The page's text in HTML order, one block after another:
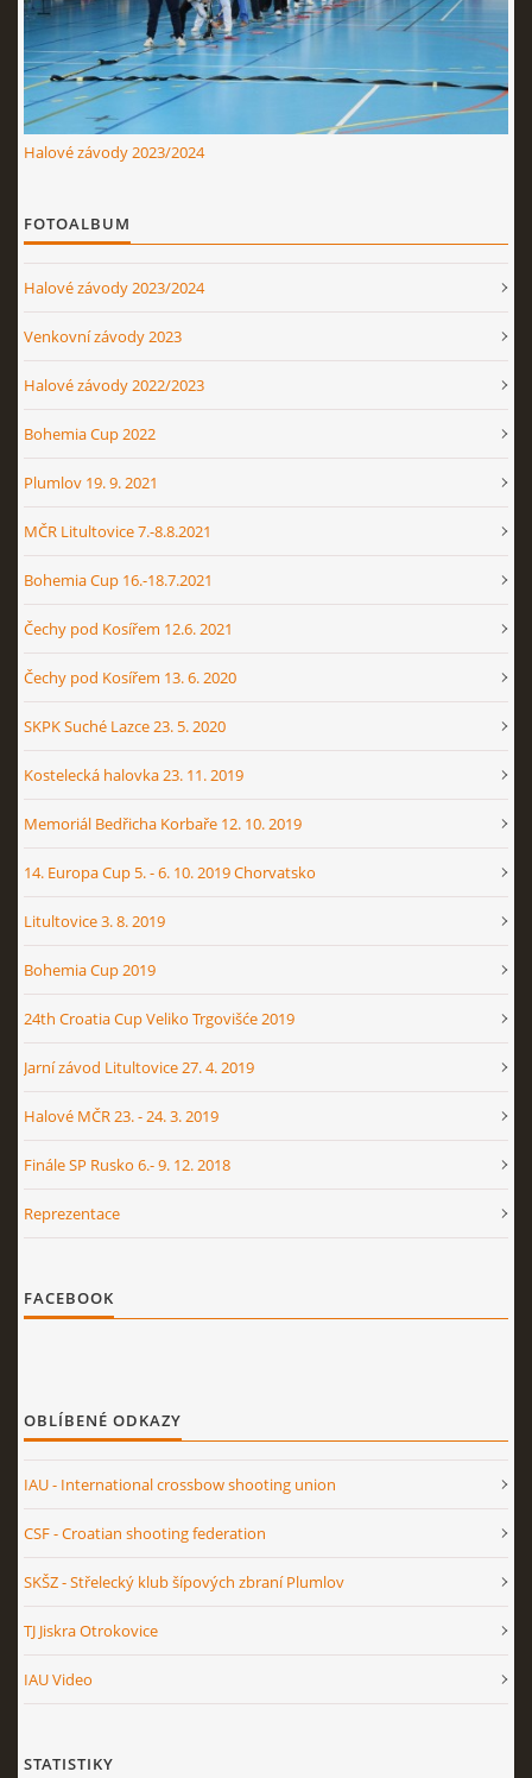
Halové závody 2023/2024
FOTOALBUM
Halové závody 2023/2024
Venkovní závody 2023
Halové závody 2022/2023
Bohemia Cup 2022
Plumlov 19. 9. 2021
MČR Litultovice 7.-8.8.2021
Bohemia Cup 16.-18.7.2021
Čechy pod Kosířem 12.6. 2021
Čechy pod Kosířem 13. 6. 2020
SKPK Suché Lazce 23. 5. 2020
Kostelecká halovka 23. 11. 2019
Memoriál Bedřicha Korbaře 12. 10. 2019
14. Europa Cup 5. - 6. 10. 2019 Chorvatsko
Litultovice 3. 8. 2019
Bohemia Cup 2019
24th Croatia Cup Veliko Trgovišće 2019
Jarní závod Litultovice 27. 4. 2019
Halové MČR 23. - 24. 3. 2019
Finále SP Rusko 6.- 9. 12. 2018
Reprezentace
FACEBOOK
OBLÍBENÉ ODKAZY
IAU - International crossbow shooting union
CSF - Croatian shooting federation
SKŠZ - Střelecký klub šípových zbraní Plumlov
TJ Jiskra Otrokovice
IAU Video
STATISTIKY